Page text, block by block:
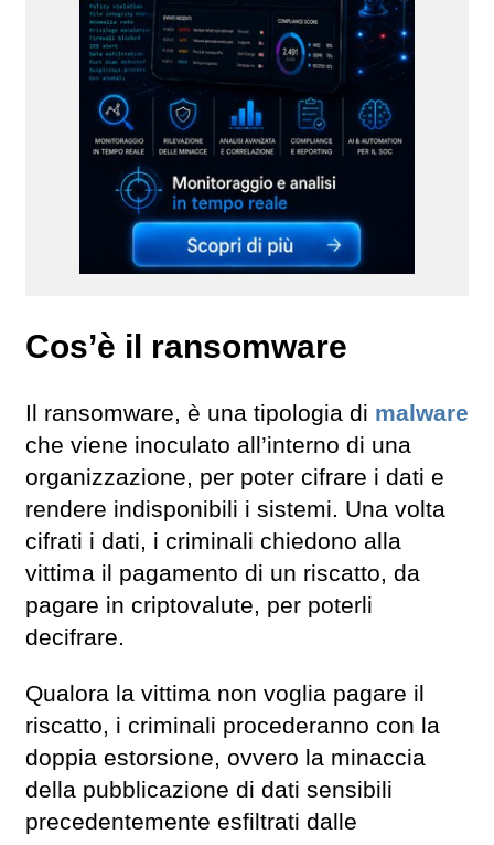
Cos’è il ransomware
Il ransomware, è una tipologia di malware
che viene inoculato all’interno di una
organizzazione, per poter cifrare i dati e
rendere indisponibili i sistemi. Una volta
cifrati i dati, i criminali chiedono alla
vittima il pagamento di un riscatto, da
pagare in criptovalute, per poterli
decifrare.
Qualora la vittima non voglia pagare il
riscatto, i criminali procederanno con la
doppia estorsione, ovvero la minaccia
della pubblicazione di dati sensibili
precedentemente esfiltrati dalle